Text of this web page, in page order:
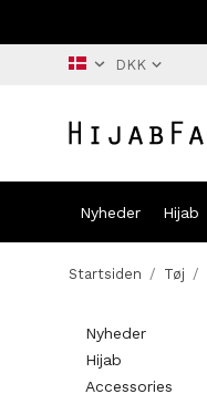
Nyheder Hijab
Startsiden / Tøj /
Nyheder
Hijab
Accessories